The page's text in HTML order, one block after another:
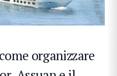
organizzare